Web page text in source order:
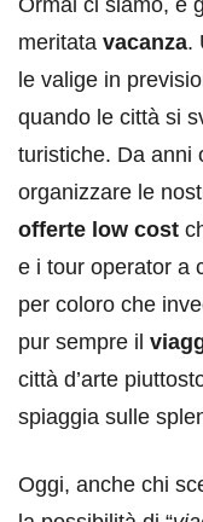
Ormai ci siamo, è
meritata vacanza.
le valige in
quando le città si
turistiche. Da anni
organizzare le
offerte low cost
e i tour operator a
per coloro che
pur sempre il
città d’arte
spiaggia sulle
Oggi, anche chi